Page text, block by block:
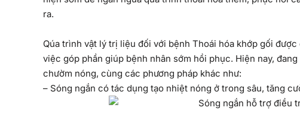
ra.
Qúa trình vật lý trị liệu đối với bệnh Thoái hóa khớp gối
việc góp phần giúp bệnh nhân sớm hồi phục. Hiện nay,
chườm nóng, cùng các phương pháp khác như:
– Sóng ngắn có tác dụng tạo nhiệt nóng ở trong sâu, tăng